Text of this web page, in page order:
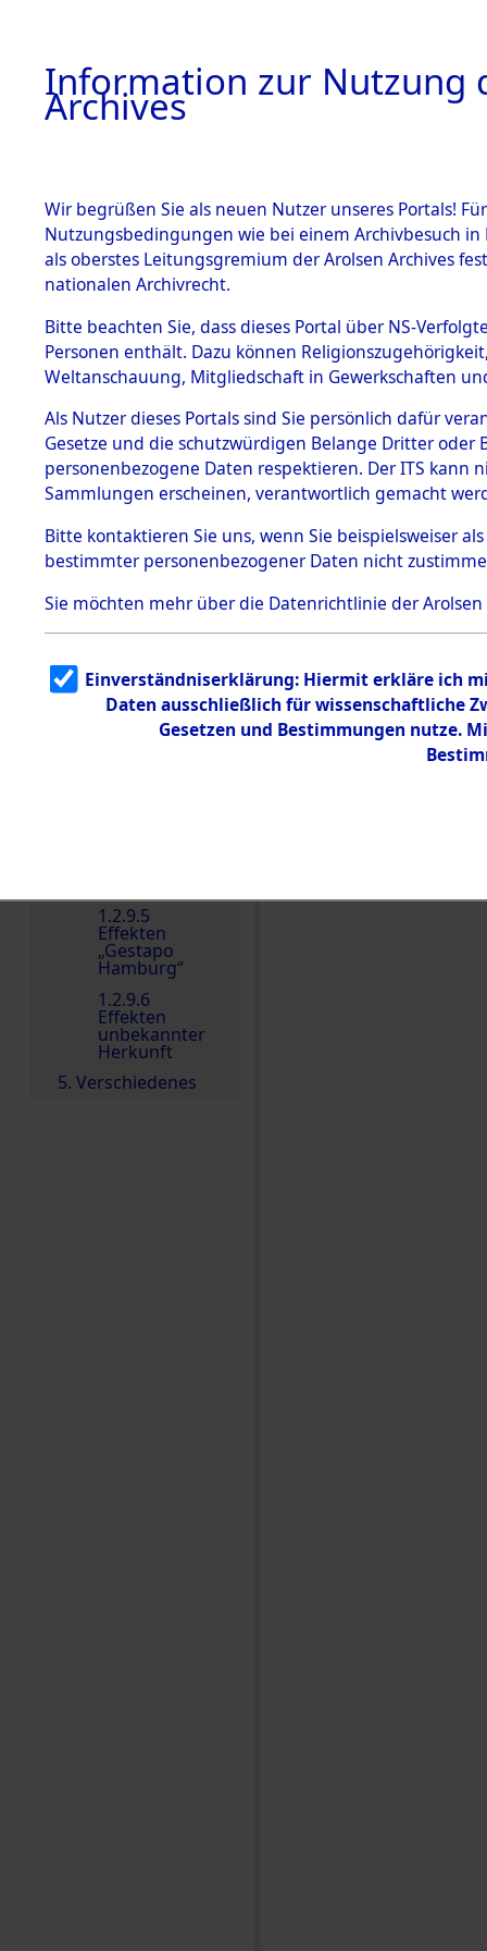
BESTÄNDE
1.
Inhaftierungsdoku
mente
1.2.9 Beim ITS
Effekten
1.2.9.1
Effekten aus
dem KZ
Dachau
1.2.9.2
Effekten aus
dem KZ
Bayerisches
1.2.9.3
Effekten aus
dem KZ
Neuengamm
1.2.9.5
Effekten
„Gestapo
Hamburg“
1.2.9.6
Effekten
unbekannter
Herkunft
5. Verschiedenes
0002
Einen Kommentar
Information zur Nutzung
Archives
Wir begrüßen Sie als neuen Nutzer unseres Portals!
Nutzungsbedingungen wie bei einem Archivbesuch
als oberstes Leitungsgremium der Arolsen Archives
nationalen Archivrecht.
Bitte beachten Sie, dass dieses Portal über NS-
Personen enthält. Dazu können
Weltanschauung, Mitgliedschaft in Gewerkschaften
Als Nutzer dieses Portals sind Sie persönlich dafür
Gesetze und die schutzwürdigen Belange Dritter
personenbezogene Daten respektieren. Der ITS
Sammlungen erscheinen, verantwortlich gemacht
Bitte kontaktieren Sie uns, wenn Sie beispielsweiser
bestimmter personenbezogener Daten nicht
Sie möchten mehr über die Datenrichtlinie der Arolsen
Einverständniserklärung: Hiermit erkläre ich
Daten ausschließlich für wissenschaftliche
Gesetzen und Bestimmungen nutze.